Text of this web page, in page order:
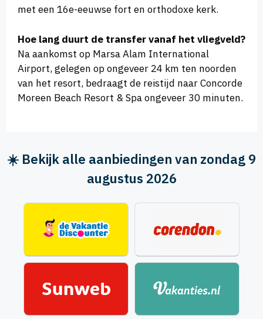
met een 16e-eeuwse fort en orthodoxe kerk.
Hoe lang duurt de transfer vanaf het vliegveld?
Na aankomst op Marsa Alam International
Airport, gelegen op ongeveer 24 km ten noorden
van het resort, bedraagt de reistijd naar Concorde
Moreen Beach Resort & Spa ongeveer 30 minuten.
☀️ Bekijk alle aanbiedingen van zondag 9
augustus 2026